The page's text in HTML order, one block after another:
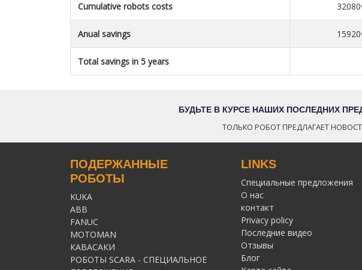
Cumulative robots costs
Anual savings
Total savings in 5 years
БУДЬТЕ В КУРСЕ НАШИХ ПОСЛЕДНИХ
ТОЛЬКО РОБОТ ПРЕДЛАГАЕТ
ПОДЕРЖАННЫЕ
РОБОТЫ
KUKA
ABB
FANUC
MOTOMAN
КАВАСАКИ
РОБОТЫ SCARA - СПЕЦИАЛЬНОЕ
LINKS
Специальные предложения
О нас
контакт
Privacy policy
Последние видео
Отзывы
Блог